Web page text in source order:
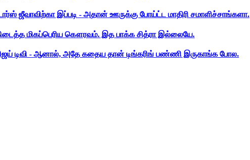
ஜீவாவிற்கா இப்படி - அதான் ஊருக்கு போய்ட்ட மாதிரி சமாளிச்சாங்களா.
மிகப்பெரிய கௌரவம். இத பாக்க சித்ரா இல்லையே.
டிவி - ஆனால், அதே கதைய தான் டிங்கரிங் பண்ணி இருகாங்க போல.